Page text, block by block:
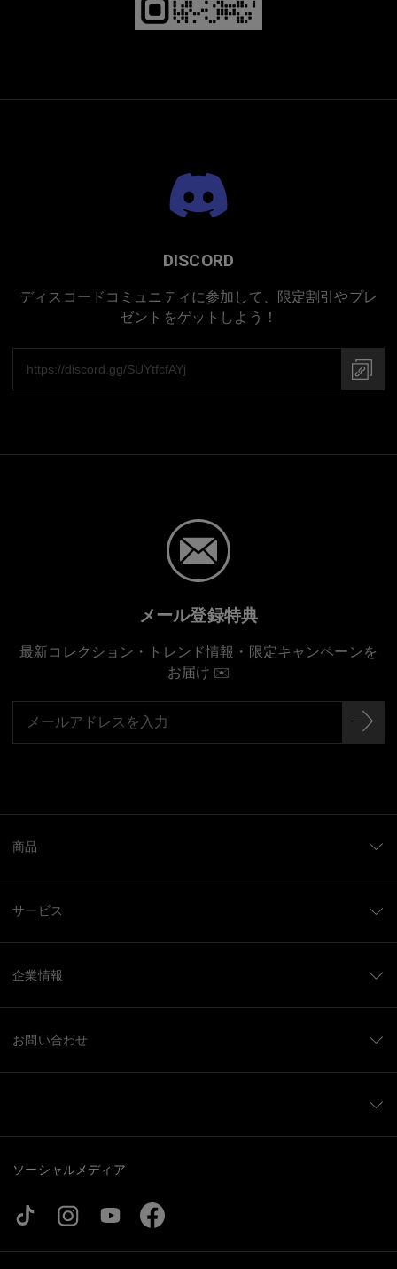
DISCORD
ディスコードコミュニティに参加して、限定割引やプレ
ゼントをゲットしよう！
メール登録特典
最新コレクション・トレンド情報・限定キャンペーンを
お届け ✉️
商品
サービス
企業情報
お問い合わせ
ソーシャルメディア